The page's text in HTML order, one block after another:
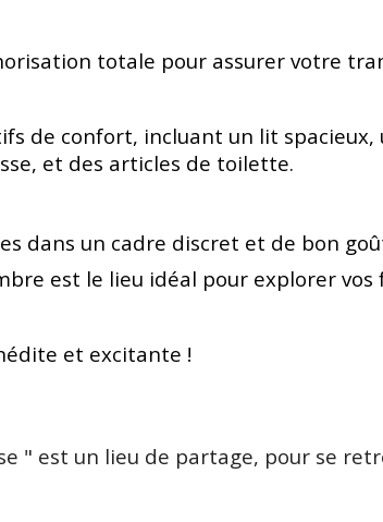
totale pour assurer votre
de confort, incluant un lit
et des articles de toilette.
dans un cadre discret et de bon
est le lieu idéal pour explorer
et excitante !
" est un lieu de partage, pour se